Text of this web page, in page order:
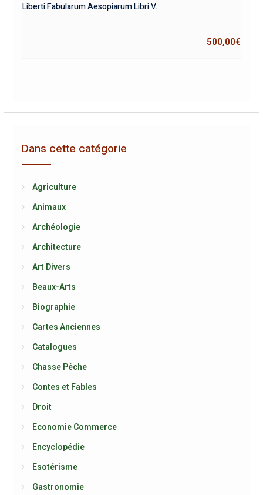
Liberti Fabularum Aesopiarum Libri V.
500,00€
Dans cette catégorie
Agriculture
Animaux
Archéologie
Architecture
Art Divers
Beaux-Arts
Biographie
Cartes Anciennes
Catalogues
Chasse Pêche
Contes et Fables
Droit
Economie Commerce
Encyclopédie
Esotérisme
Gastronomie